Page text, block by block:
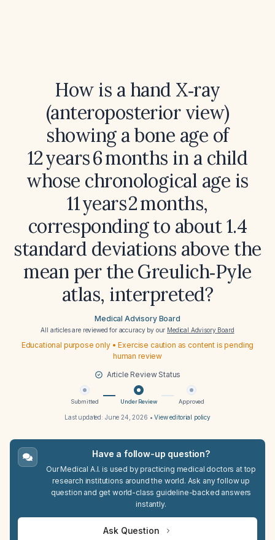
How is a hand X‑ray
(anteroposterior view)
showing a bone age of
12 years 6 months in a child
whose chronological age is
11 years 2 months,
corresponding to about 1.4
standard deviations above the
mean per the Greulich‑Pyle
atlas, interpreted?
Medical Advisory Board
All articles are reviewed for accuracy by our Medical Advisory Board
Educational purpose only • Exercise caution as content is pending
human review
Article Review Status
Submitted Under Review Approved
Last updated: June 24, 2026 •View editorial policy
Have a follow-up question?
Our Medical A.I. is used by practicing medical doctors at top
research institutions around the world. Ask any follow up
question and get world-class guideline-backed answers
instantly.
Ask Question